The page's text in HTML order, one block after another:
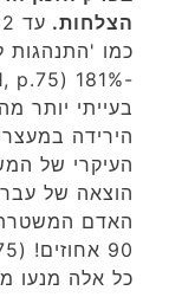
הצלחות.
כמו 'התנהגות
בעייתי יותר
הירידה
העיקרי של
הוצאה של
האדם
כל אלה מנעו